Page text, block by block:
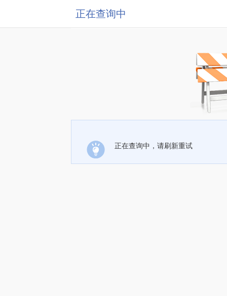
正在查询中
正在查询中，请刷新重试